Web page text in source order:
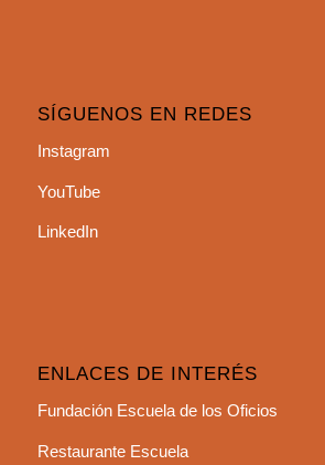
SÍGUENOS EN REDES
Instagram
YouTube
LinkedIn
ENLACES DE INTERÉS
Fundación Escuela de los Oficios
Restaurante Escuela